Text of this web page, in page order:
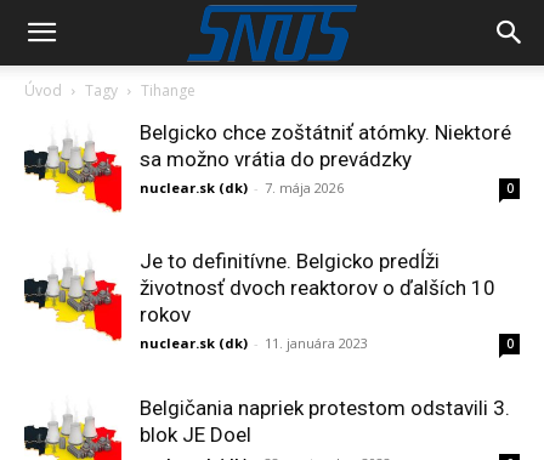
Úvod Tagy Tihange
Belgicko chce zoštátniť atómky. Niektoré
sa možno vrátia do prevádzky
nuclear.sk (dk) - 7. mája 2026 0
Je to definitívne. Belgicko predĺži
životnosť dvoch reaktorov o ďalších 10
rokov
nuclear.sk (dk) - 11. januára 2023 0
Belgičania napriek protestom odstavili 3.
blok JE Doel